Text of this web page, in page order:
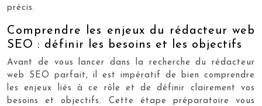
précis.
Comprendre les enjeux du rédacteur web
SEO : définir les besoins et les objectifs
Avant de vous lancer dans la recherche du rédacteur
web SEO parfait, il est impératif de bien comprendre
les enjeux liés à ce rôle et de définir clairement vos
besoins et objectifs. Cette étape préparatoire vous